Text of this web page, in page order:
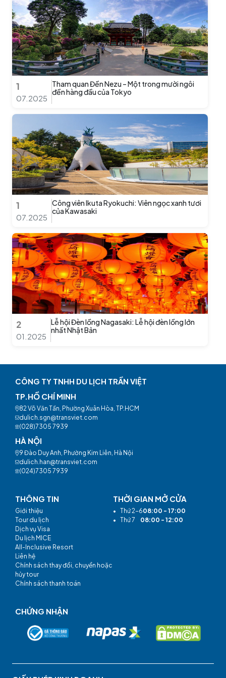
1
07.2025
Tham quan Đền Nezu – Một trong mười ngôi
đền hàng đầu của Tokyo
1
07.2025
Công viên Ikuta Ryokuchi: Viên ngọc xanh tươi
của Kawasaki
2
01.2025
Lễ hội Đèn lồng Nagasaki: Lễ hội đèn lồng lớn
nhất Nhật Bản
CÔNG TY TNHH DU LỊCH TRẦN VIỆT
TP.HỒ CHÍ MINH
82 Võ Văn Tần, Phường Xuân Hòa, TP.HCM
dulich.sgn@transviet.com
(028)7305 7939
HÀ NỘI
9 Đào Duy Anh, Phường Kim Liên, Hà Nội
dulich.han@transviet.com
(024)7305 7939
THÔNG TIN
Giới thiệu
Tour du lịch
Dịch vụ Visa
Du lịch MICE
All-Inclusive Resort
Liên hệ
Chính sách thay đổi, chuyển hoặc
hủy tour
Chính sách thanh toán
THỜI GIAN MỞ CỬA
• Thứ 2-608:00 - 17:00
• Thứ 7 08:00 - 12:00
CHỨNG NHẬN